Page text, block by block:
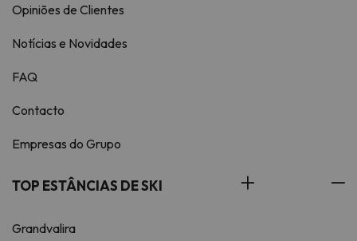
Opiniões de Clientes
Notícias e Novidades
FAQ
Contacto
Empresas do Grupo
TOP ESTÂNCIAS DE SKI
Grandvalira